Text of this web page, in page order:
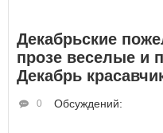
Декабрьские
прозе веселые и
Декабрь
Обсуждений:
0